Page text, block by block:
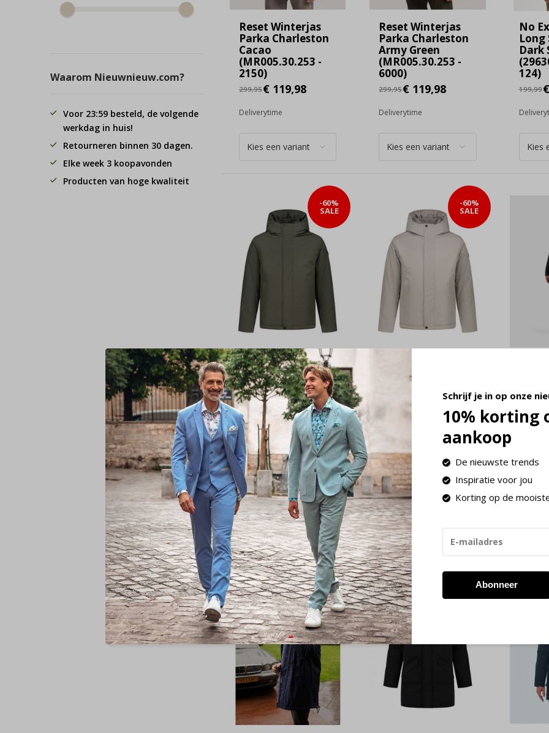
Reset Winterjas
Parka Charleston
Cacao
(MR005.30.253 -
2150)
299,95€ 119,98
Deliverytime
Reset Winterjas
Parka Charleston
Army Green
(MR005.30.253 -
6000)
299,95€ 119,98
Deliverytime
No
Long
Dark
124)
199,99
Pure Path Active
Flex Parka Dark
Green (25030409 -
16)
-60%
SALE
199,99€ 80,-
Deliverytime
Flex Parka Ash
-60%
SALE
€ 80,-
Voor 23:59 besteld, de volgende werkdag in huis!
-60%
SALE SALE
Waarom Nieuwnieuw.com?
Voor 23:59 besteld, de volgende
werkdag in huis!
Retourneren binnen 30 dagen.
Elke week 3 koopavonden
Producten van hoge kwaliteit
Schrijf je in op onze
10% korting
aankoop
De nieuwste trends
Inspiratie voor jou
Korting op de
Abonneer